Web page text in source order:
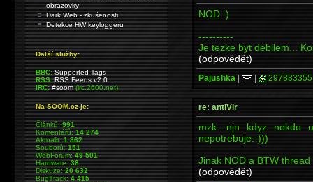
NOD :)
----------
Je tezke byt debilem...
(odpovědět)
Pajushka | | 297883355
re: antiVir
mzk: njn kdyz nekdo
nepotrebuje:-)))
Jinak NOD a BTW
(odpovědět)
obrazovky
Dark Web - zkušenosti
Detekce HW keyloggeru
Další služby:
BBC: Supported Tags
RSS: RSS Feeds v2.0
IRC: #soom(irc.2600.net)
Na SOOM.cz je:
Článků:991
Komentářů:14 274
Aktualit:1 862
Souborů:151
WebForum:49 501
Hardware:38
Diskuze:20 632
BugTrack:4 415